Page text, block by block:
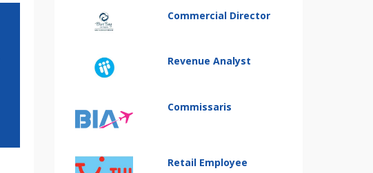
Commercial Director
Revenue Analyst
Commissaris
Retail Employee